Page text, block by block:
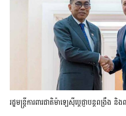
រដ្ឋមន្ត្រីការពារជាតិម៉ាឡេស៊ីប្ដេជ្ញាបន្តពង្រឹង និ